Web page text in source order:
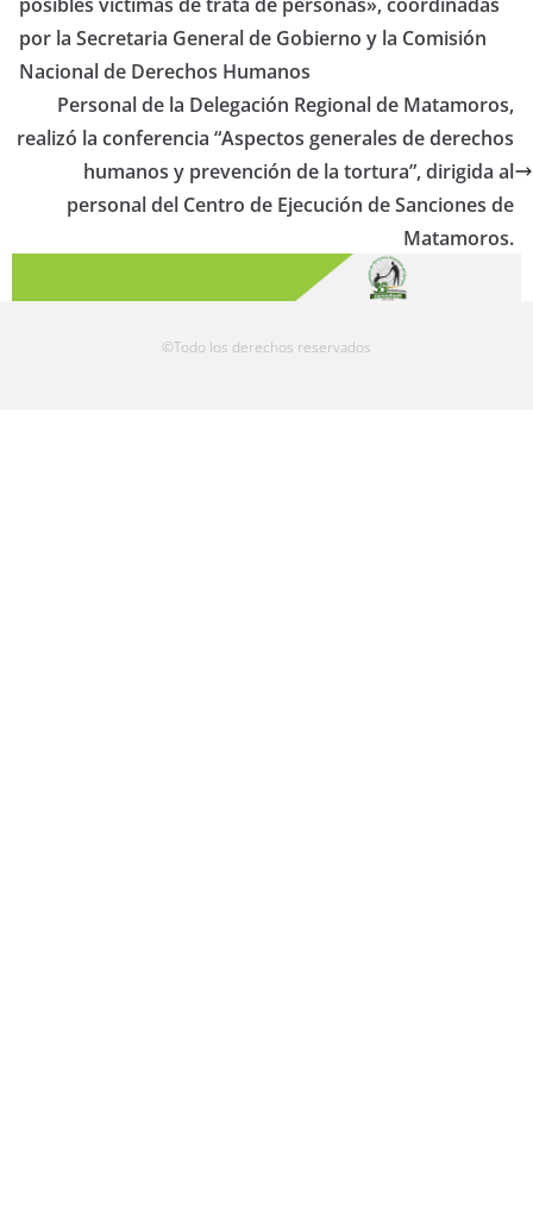
por la Secretaria General de Gobierno y la Comisión
Nacional de Derechos Humanos
Personal de la Delegación Regional de Matamoros,
realizó la conferencia “Aspectos generales de derechos
humanos y prevención de la tortura”, dirigida al
personal del Centro de Ejecución de Sanciones de
Matamoros.
©Todo los derechos reservados